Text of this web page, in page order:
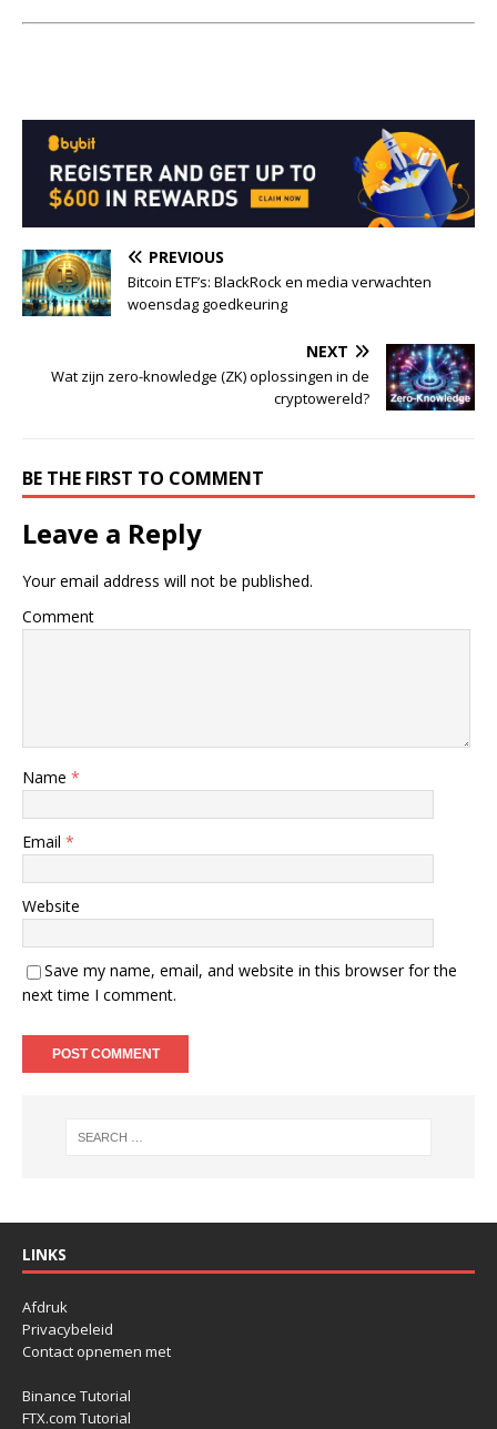
PREVIOUS
Bitcoin ETF’s: BlackRock en media verwachten
woensdag goedkeuring
NEXT
Wat zijn zero-knowledge (ZK) oplossingen in de
cryptowereld?
BE THE FIRST TO COMMENT
Leave a Reply
Your email address will not be published.
Comment
Name *
Email *
Website
Save my name, email, and website in this browser for the
next time I comment.
LINKS
Afdruk
Privacybeleid
Contact opnemen met
Binance Tutorial
FTX.com Tutorial